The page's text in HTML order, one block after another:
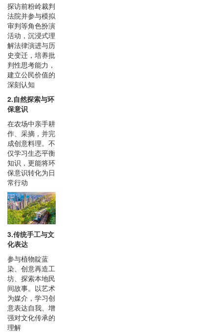
探访前粉岭裁判
法院并参与模拟
审判等角色扮演
活动，沉浸式理
解法律演进与历
史变迁，培养批
判性思考能力，
建立公民价值的
深刻认知
2.自然探索与环
保意识
在农场中亲手耕
作、采摘，并完
成创意料理。不
仅学习生态平衡
知识，更能将环
保意识转化为日
常行动
3.传统手工与文
化表达
参与植物靛蓝
染、创意再造工
坊、探索本地民
间故事。以艺术
为媒介，学习创
意表达自我、增
强对文化传承的
理解